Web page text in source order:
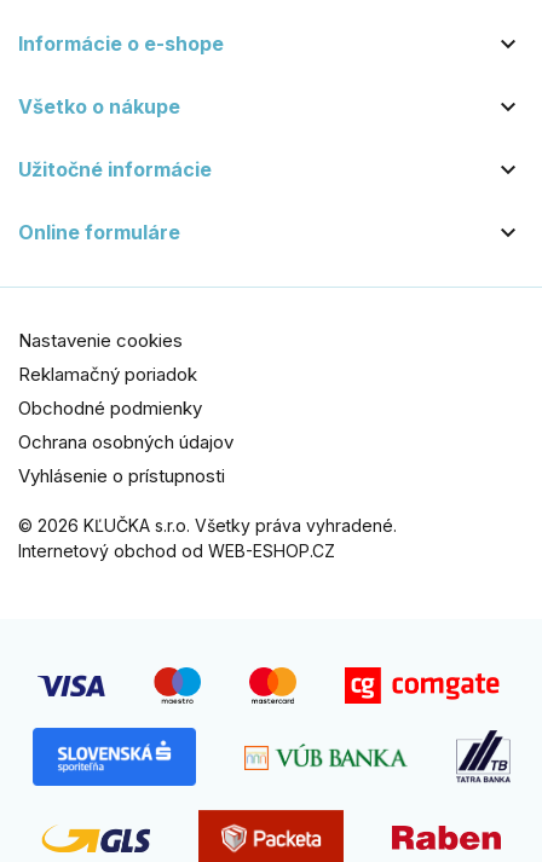
Informácie o e-shope 
Všetko o nákupe 
Užitočné informácie 
Online formuláre 
© 2026 KĽUČKA s.r.o. Všetky práva vyhradené.
Internetový obchod od WEB-ESHOP.CZ
Nastavenie cookies
Reklamačný poriadok
Obchodné podmienky
Ochrana osobných údajov
Vyhlásenie o prístupnosti